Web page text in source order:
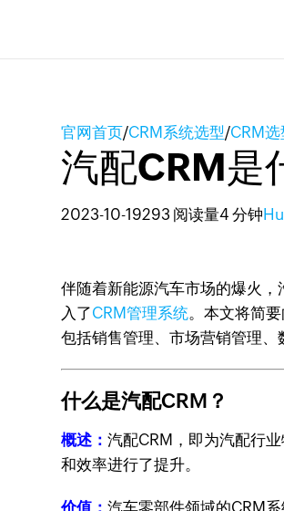
官网首页/CRM系统选型/CRM选
汽配CRM是
2023-10-19293 阅读量4 分钟
伴随着新能源汽车市场的爆火
入了CRM管理系统。本文将简
包括销售管理、市场营销管理、
什么是汽配CRM？
概述：汽配CRM，即为汽配行
和效率进行了提升。
价值：汽车零部件领域的CRM